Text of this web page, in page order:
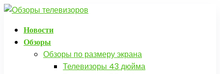
Новости
Обзоры
Обзоры по размеру экрана
Телевизоры 43 дюйма